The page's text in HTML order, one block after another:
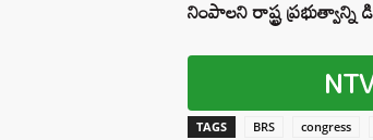
నింపాలని రాష్ట్ర
TAGS BRS congress